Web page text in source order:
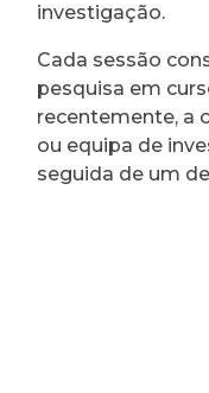
investigação.
Cada sessão
pesquisa em
recentemente, a
ou equipa de
seguida de um